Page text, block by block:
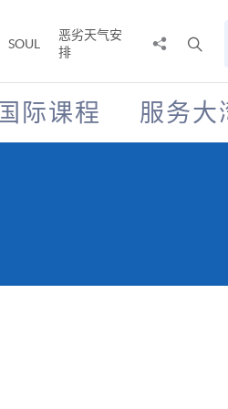
SOUL
恶劣天气安
排
搜
寻
介
面
际课程 服务大